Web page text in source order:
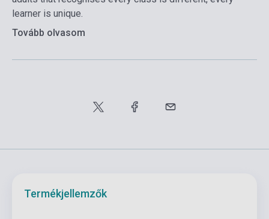
learner is unique.
Tovább olvasom
Termékjellemzők